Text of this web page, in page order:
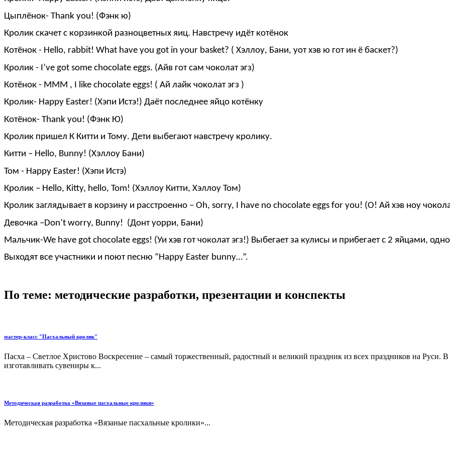
Цыплёнок- Thank you! (Фэнк ю)
Кролик скачет с корзинкой разноцветных яиц. Навстречу идёт котёнок
Котёнок - Hello, rabbit! What have you got in your basket? ( Хэллоу, Бани, уот хэв ю гот ин ё баскет?)
Кролик - I’ve got some chocolate eggs. (Айв гот сам чоколат эгз)
Котёнок - MMM , I like chocolate eggs! ( Ай лайк чоколат эгз )
Кролик- Happy Easter! (Хэпи Истэ!) Даёт последнее яйцо котёнку
Котёнок- Thank you! (Фэнк Ю)
Кролик пришел К Китти и Тому. Дети выбегают навстречу кролику.
Китти – Hello, Bunny! (Хэллоу Бани)
Том - Happy Easter! (Хэпи Истэ)
Кролик – Hello, Kitty, hello, Tom! (Хэллоу Китти, Хэллоу Том)
Кролик заглядывает в корзину и расстроенно – Oh, sorry, I have no chocolate eggs for you! (О! Ай хэв ноу
Девочка –Don’t worry, Bunny! (Донт уорри, Бани)
Мальчик-We have got chocolate eggs! (Уи хэв гот чоколат эгз!) Выбегает за кулисы и прибегает с 2 яйцами,
Выходят все участники и поют песню “Happy Easter bunny…”.
По теме: методические разработки, презентации и конспекты
мастер-класс "Пасхальный кролик"
Пасха – Светлое Христово Воскресение – самый торжественный, радостный и великий праздник из всех праздников на Руси.
изготавливать сувениры к...
Методическая разработка «Вязаные пасхальные кролики»
Методическая разработка «Вязаные пасхальные кролики»...